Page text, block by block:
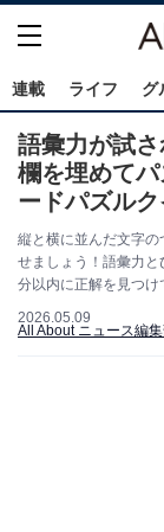
連載 ライフ グ
語彙力が試
欄を埋めて
ードパズルク
縦と横に並んだ文字
せましょう！語彙力
分以内に正解を見つけ
2026.05.09
All About ニュース編